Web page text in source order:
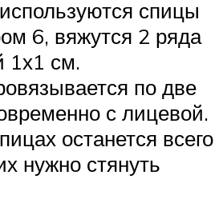
спицы
6, вяжутся 2 ряда
1х1 см.
по две
с лицевой.
останется всего
нужно стянуть